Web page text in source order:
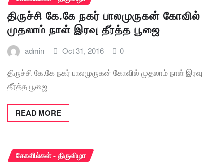
திருச்சி கே.கே நகர் பாலமுருகன் கோவில்
முதலாம் நாள் இரவு தீர்த்த பூஜை
admin Oct 31, 2016 0
திருச்சி கே.கே நகர் பாலமுருகன் கோவில் முதலாம் நாள் இரவு
தீர்த்த பூஜை
READ MORE
கோவில்கள் - திருவிழா